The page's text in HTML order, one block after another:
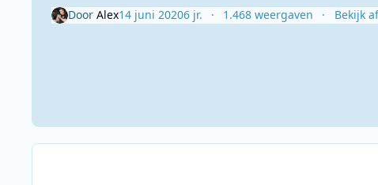
Door Alex14 juni 20206 jr. 1.468 weergaven Bekijk